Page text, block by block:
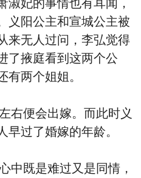
淑妃的事情也有耳闻，
义阳公主和宣城公主被
来无人过问，李弘觉得
了掖庭看到这两个公
有两个姐姐。
右便会出嫁。而此时义
早过了婚嫁的年龄。
既是难过又是同情，